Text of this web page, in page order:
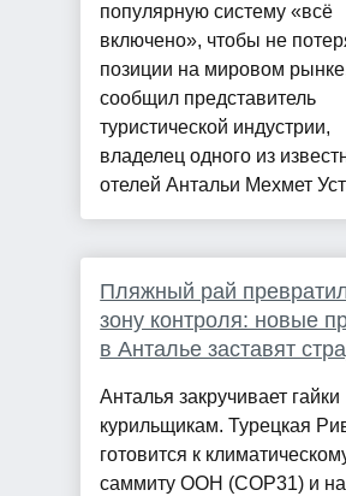
популярную систему «всё
включено», чтобы не
позиции на мировом
сообщил представитель
туристической индустрии,
владелец одного из
отелей Антальи Мехмет
Пляжный рай
зону контроля: новые
в Анталье заставят
Анталья закручивает гайки
курильщикам. Турецкая
готовится к
саммиту ООН (COP31) и